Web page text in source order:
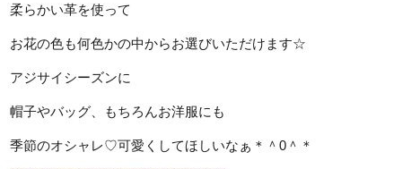
柔らかい革を使って
お花の色も何色かの中からお選びいただけます☆
アジサイシーズンに
帽子やバッグ、もちろんお洋服にも
季節のオシャレ♡可愛くしてほしいなぁ＊＾0＾＊